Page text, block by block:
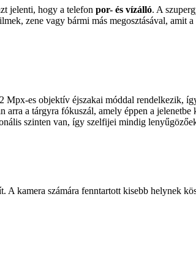
jelenti, hogy a telefon por- és vízálló. A
zene vagy bármi más megosztásával, amit
es objektív éjszakai móddal rendelkezik,
a tárgyra fókuszál, amely éppen a jelenetbe
szinten van, így szelfijei mindig
A kamera számára fenntartott kisebb helynek